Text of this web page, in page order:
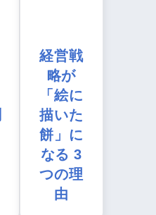
経営戦
略が
「絵に
描いた
餅」に
なる 3
つの理
由